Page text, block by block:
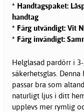
* Handtagspaket:
handtag
* Färg utvändigt: Vit
* Färg invändigt:
Helglasad pardörr i
säkerhetsglas.
passar bra som
naturligt ljus i ditt
upplevs mer rymlig